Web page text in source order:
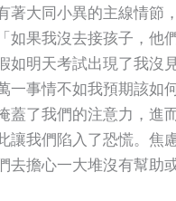
著大同小異的主線情節
如果我沒去接孩子，他
如明天考試出現了我沒
一事情不如我預期該如
蓋了我們的注意力，進
讓我們陷入了恐慌。焦
去擔心一大堆沒有幫助